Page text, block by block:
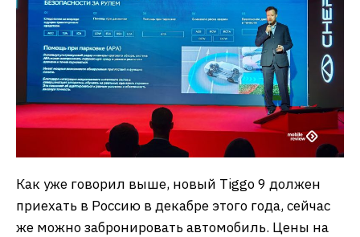
Как уже говорил выше, новый Tiggo 9 должен
приехать в Россию в декабре этого года, сейчас
же можно забронировать автомобиль. Цены на